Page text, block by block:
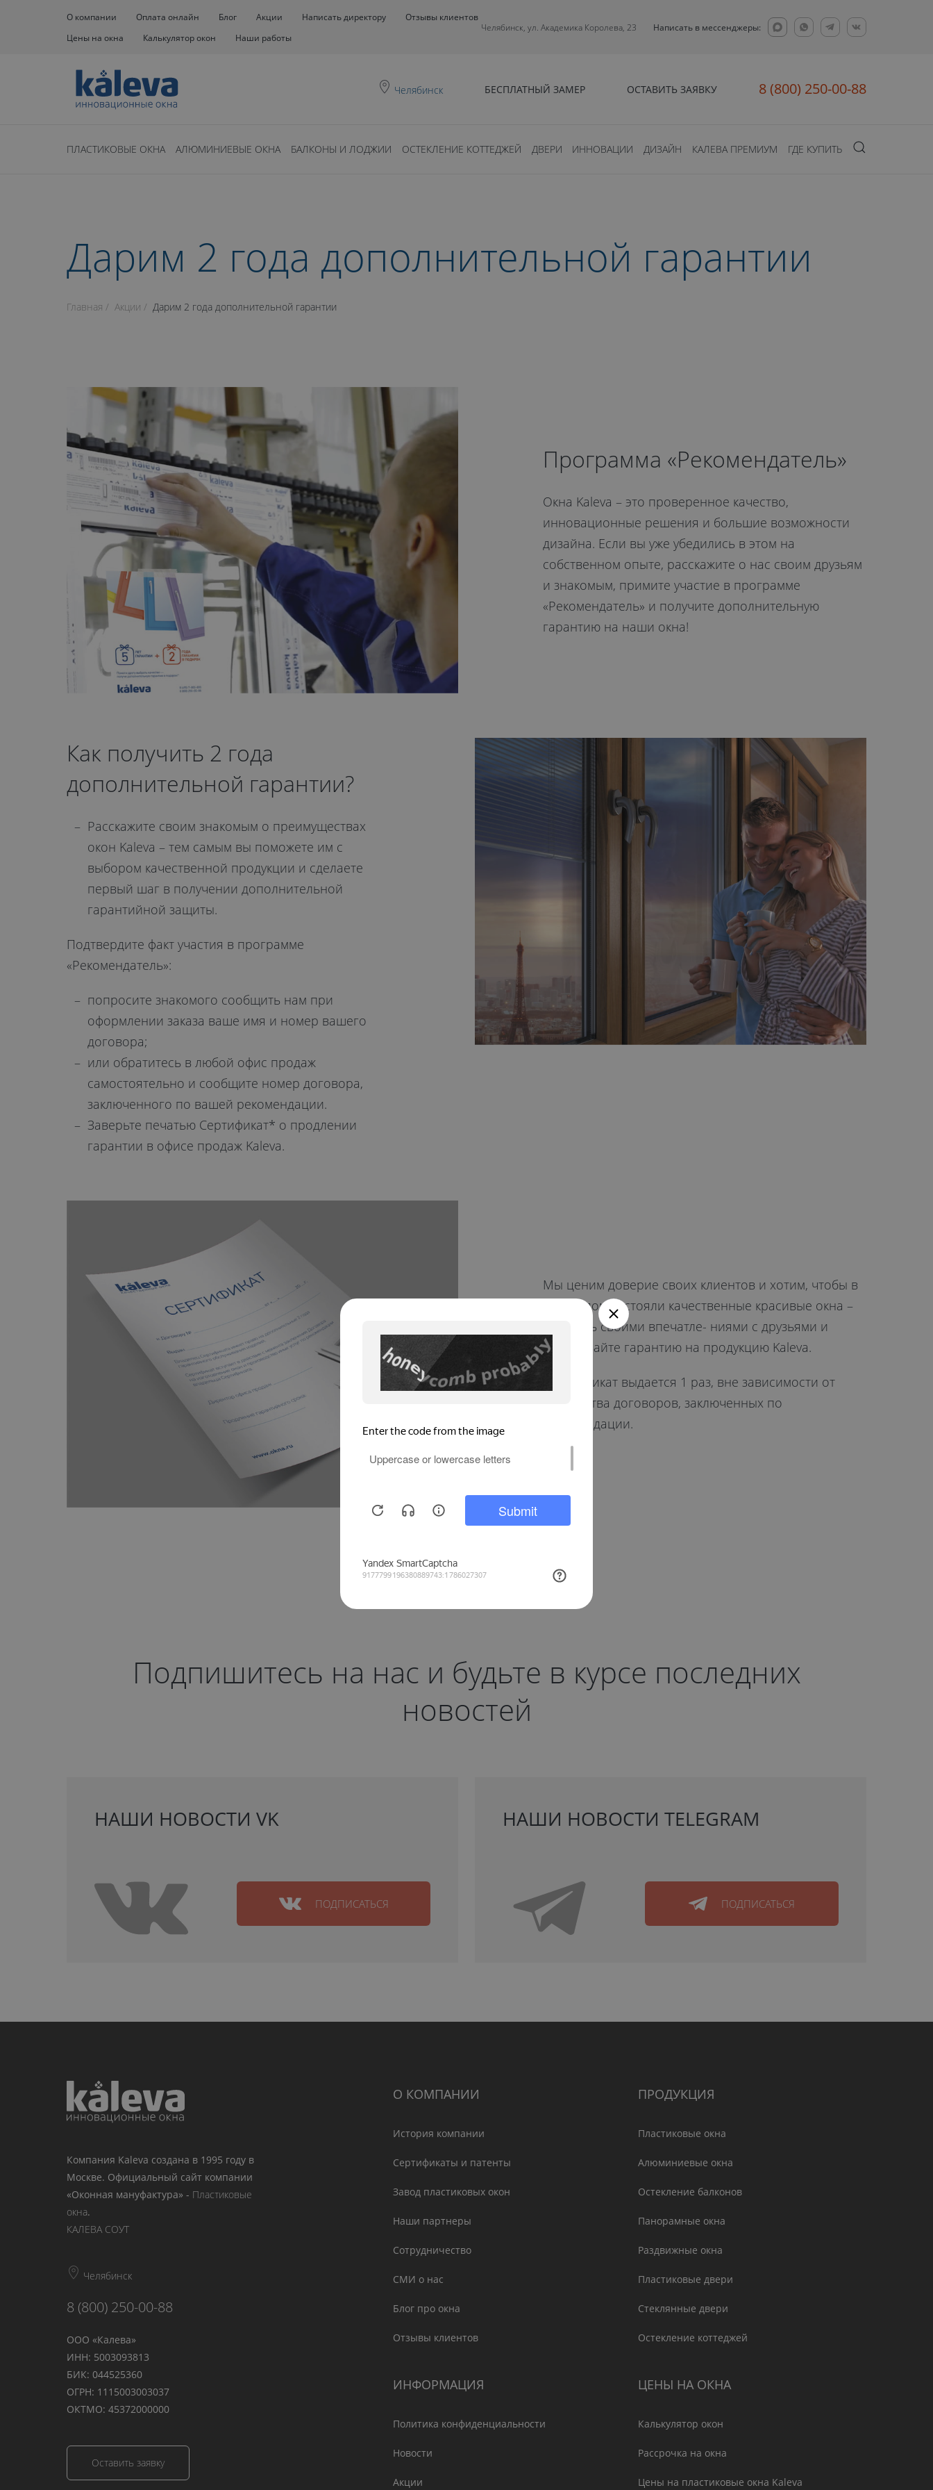
О компании Оплата онлайн Блог Акции Написать директору
Отзывы клиентов
Цены на окна
Калькулятор окон Наши работы
Челябинск, ул. Академика Королева, 23 Написать в мессенджеры:
Челябинск БЕСПЛАТНЫЙ ЗАМЕР ОСТАВИТЬ ЗАЯВКУ 8 (800) 250-00-88
ПЛАСТИКОВЫЕ ОКНА АЛЮМИНИЕВЫЕ ОКНА БАЛКОНЫ И ЛОДЖИИ ОСТЕКЛЕНИЕ КОТТЕДЖЕЙ ДВЕРИ ИННОВАЦИИ ДИЗАЙН КАЛЕВА ПРЕМИУМ ГДЕ КУПИТЬ
Дарим 2 года дополнительной гарантии
Главная Акции Дарим 2 года дополнительной гарантии
Программа «Рекомендатель»
Окна Kaleva – это проверенное качество,
инновационные решения и большие возможности
дизайна. Если вы уже убедились в этом на
собственном опыте, расскажите о нас своим друзьям
и знакомым, примите участие в программе
«Рекомендатель» и получите дополнительную
гарантию на наши окна!
Как получить 2 года
дополнительной гарантии?
Расскажите своим знакомым о преимуществах
окон Kaleva – тем самым вы поможете им с
выбором качественной продукции и сделаете
первый шаг в получении дополнительной
гарантийной защиты.
Подтвердите факт участия в программе
«Рекомендатель»:
попросите знакомого сообщить нам при
оформлении заказа ваше имя и номер вашего
договора;
или обратитесь в любой офис продаж
самостоятельно и сообщите номер договора,
заключенного по вашей рекомендации.
Заверьте печатью Сертификат* о продлении
гарантии в офисе продаж Kaleva.
Мы ценим доверие своих клиентов и хотим, чтобы в
ваших домах стояли качественные красивые окна –
делитесь своими впечатле- ниями с друзьями и
продлевайте гарантию на продукцию Kaleva.
Сертификат выдается 1 раз, вне зависимости от
количества договоров, заключенных по
рекомендации.
Подпишитесь на нас и будьте в курсе последних
новостей
НАШИ НОВОСТИ VK
ПОДПИСАТЬСЯ
НАШИ НОВОСТИ TELEGRAM
ПОДПИСАТЬСЯ
Компания Kaleva создана в 1995 году в
Москве. Официальный сайт компании
«Оконная мануфактура» - Пластиковые
окна.
КАЛЕВА СОУТ
Челябинск
8 (800) 250-00-88
ООО «Калева»
ИНН: 5003093813
БИК: 044525360
ОГРН: 1115003003037
ОКТМО: 45372000000
Оставить заявку
О КОМПАНИИ
История компании
Сертификаты и патенты
Завод пластиковых окон
Наши партнеры
Сотрудничество
СМИ о нас
Блог про окна
Отзывы клиентов
ПРОДУКЦИЯ
Пластиковые окна
Алюминиевые окна
Остекление балконов
Панорамные окна
Раздвижные окна
Пластиковые двери
Стеклянные двери
Остекление коттеджей
ИНФОРМАЦИЯ
Политика конфиденциальности
Новости
Акции
ЦЕНЫ НА ОКНА
Калькулятор окон
Рассрочка на окна
Цены на пластиковые окна Kaleva